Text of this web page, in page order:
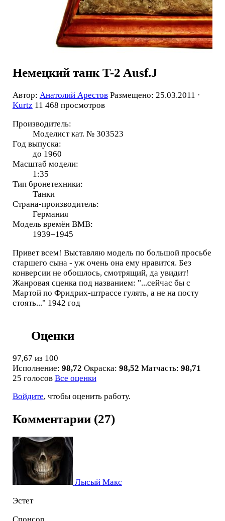
Немецкий танк T-2 Ausf.J
Автор: Анатолий Арестов Размещено: 25.03.2011 ·
Kurtz 11 468 просмотров
Производитель:
Моделист кат. № 303523
Год выпуска:
до 1960
Масштаб модели:
1:35
Тип бронетехники:
Танки
Страна-производитель:
Германия
Модель времён ВМВ:
1939–1945
Привет всем! Выставляю модель по большой просьбе
старшего сына - уж очень она ему нравится. Без
конверсии не обошлось, смотрящий, да увидит!
Жанровая сценка под названием: "...сейчас бы с
Мартой по Фридрих-штрассе гулять, а не на посту
стоять..." 1942 год
Оценки
97,67 из 100
Исполнение: 98,72 Окраска: 98,52 Матчасть: 98,71
25 голосов Все оценки
Войдите, чтобы оценить работу.
Комментарии (27)
Лысый Макс
Эстет